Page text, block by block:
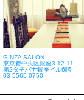
GINZA SALON
東京都中央区銀座3-12-11
第2タチバナ銀座ビル6階
03-5565-0750